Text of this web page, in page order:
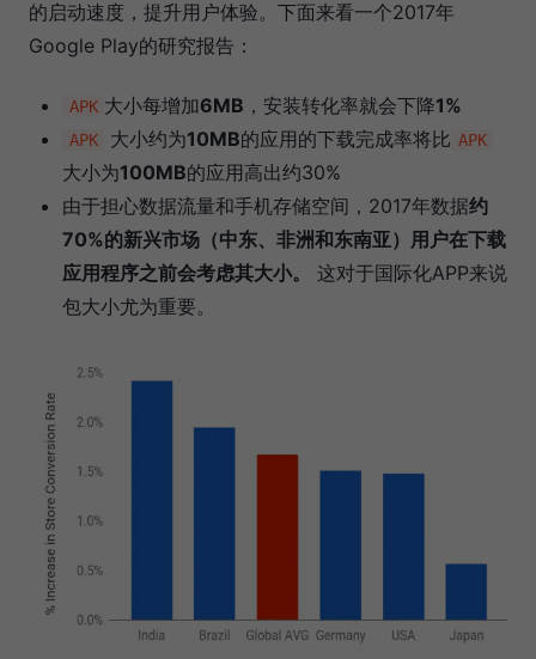
的启动速度，提升用户体验。下面来看一个2017年
Google Play的研究报告：
APK 大小每增加6MB ，安装转化率就会下降1%
APK 大小约为10MB的应用的下载完成率将比 APK
大小为100MB的应用高出约30%
由于担心数据流量和手机存储空间，2017年数据约
70%的新兴市场（中东、非洲和东南亚）用户在下载
应用程序之前会考虑其大小。
这对于国际化APP来说
包大小尤为重要。